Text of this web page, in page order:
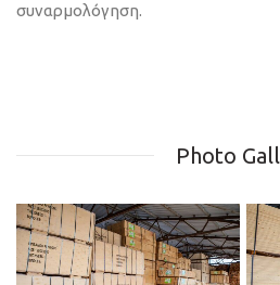
συναρμολόγηση.
Photo